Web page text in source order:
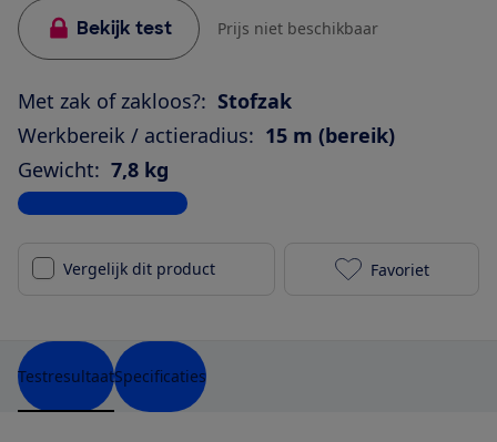
Bekijk test Prijs niet beschikbaar
Met zak of zakloos?: Stofzak
Werkbereik / actieradius: 15 m (bereik)
Gewicht: 7,8 kg
Bekijk alle specificaties
Vergelijk dit product Bosch
Favoriet
TestresultaatSpecificaties